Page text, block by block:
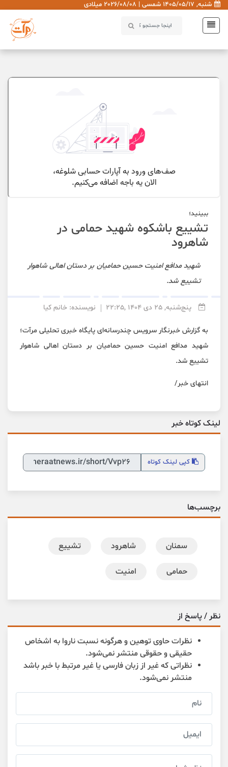
شنبه, 1405/05/17 شمسی | 2026/08/08 میلادی
ببینید؛
تشییع باشکوه شهید حمامی در
شاهرود
شهید مدافع امنیت حسین حمامیان بر دستان اهالی شاهوار
تشییع شد.
پنج‌شنبه, 25 دی 1404 ,22:25 نویسنده: خانم کیا
به گزارش خبرنگار سرویس چندرسانه‌ای پایگاه خبری تحلیلی مرآت؛
شهید مدافع امنیت حسین حمامیان بر دستان اهالی شاهوار
تشییع شد.
انتهای خبر/
لینک کوتاه خبر
کپی لینک کوتاه
برچسب‌ها
سمنان شاهرود تشییع
حمامی امنیت
نظر / پاسخ از
نظرات حاوی توهین و هرگونه نسبت ناروا به اشخاص
حقیقی و حقوقی منتشر نمی‌شود.
نظراتی که غیر از زبان فارسی یا غیر مرتبط با خبر باشد
منتشر نمی‌شود.